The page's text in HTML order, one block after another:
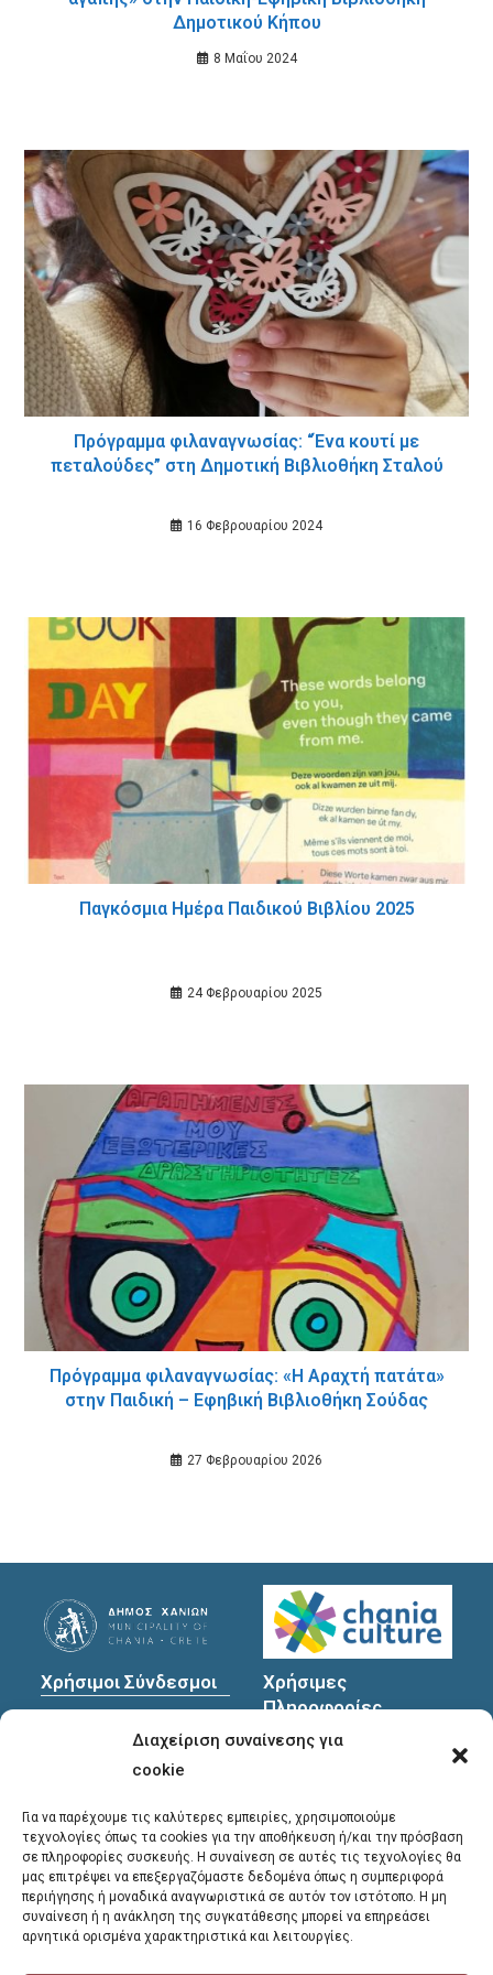
Διαχείριση συναίνεσης για
cookie
Για να παρέχουμε τις καλύτερες εμπειρίες, χρησιμοποιούμε
τεχνολογίες όπως τα cookies για την αποθήκευση ή/και την πρόσβαση
σε πληροφορίες συσκευής. Η συναίνεση σε αυτές τις τεχνολογίες θα
μας επιτρέψει να επεξεργαζόμαστε δεδομένα όπως η συμπεριφορά
περιήγησης ή μοναδικά αναγνωριστικά σε αυτόν τον ιστότοπο. Η μη
συναίνεση ή η ανάκληση της συγκατάθεσης μπορεί να επηρεάσει
αρνητικά ορισμένα χαρακτηριστικά και λειτουργίες.
Δημοτικού Κήπου
8 Μαΐου 2024
Πρόγραμμα φιλαναγνωσίας: “Ένα κουτί με
πεταλούδες” στη Δημοτική Βιβλιοθήκη Σταλού
16 Φεβρουαρίου 2024
Παγκόσμια Ημέρα Παιδικού Βιβλίου 2025
24 Φεβρουαρίου 2025
Πρόγραμμα φιλαναγνωσίας: «Η Αραχτή πατάτα»
στην Παιδική – Εφηβική Βιβλιοθήκη Σούδας
27 Φεβρουαρίου 2026
Χρήσιμοι Σύνδεσμοι
Προσωπικών
Χρήσιμες
Πληροφορίες
Διεύθυνση
Χανιά, 731 35
Τηλέφωνα
επικοινωνίας:
28213 41661
28213